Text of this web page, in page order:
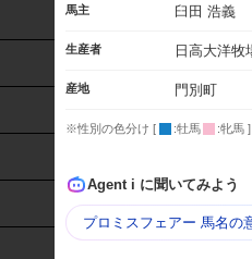
馬主 臼田 浩義
生産者 日高大洋牧
産地 門別町
※性別の色分け [ :牡馬 :牝馬 ]
Agent i に聞いてみよう
プロミスフェアー 馬名の